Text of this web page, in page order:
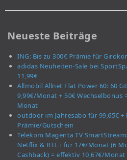
Neueste Beiträge
ING: Bis zu 300€ Prämie für
adidas Neuheiten-Sale bei
11,99€
Allmobil Allnet Flat Power 60: 60
9,99€/Monat + 50€ Wechselbonus
Monat
outdoor im Jahresabo für 99,65€ +
Prämie/Gutschein
Telekom Magenta TV
Netflix & RTL+ für 17€/Monat (6
Cashback) = effektiv 10,67€/Monat